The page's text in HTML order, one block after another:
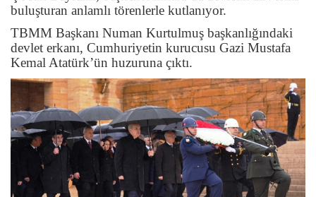
buluşturan anlamlı törenlerle kutlanıyor.
TBMM Başkanı Numan Kurtulmuş başkanlığındaki
devlet erkanı, Cumhuriyetin kurucusu Gazi Mustafa
Kemal Atatürk’ün huzuruna çıktı.